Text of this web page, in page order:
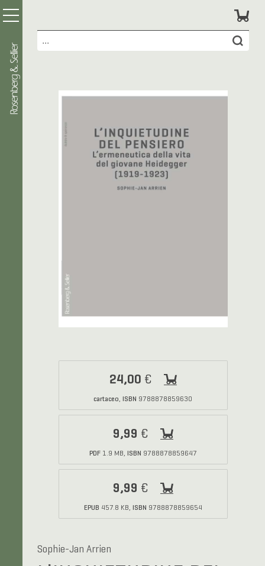
24,00 €
cartaceo, ISBN 9788878859630
9,99 €
PDF1.9 MB, ISBN 9788878859647
9,99 €
EPUB 457.8 KB, ISBN 9788878859654
Sophie-Jan Arrien